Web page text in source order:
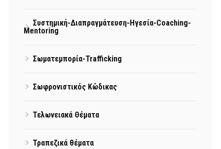
Συστημική-Διαπραγμάτευση-Ηγεσία-Coaching-
Mentoring
Σωματεμπορία-Trafficking
Σωφρονιστικός Κώδικας
Τελωνειακά Θέματα
Τραπεζικά θέματα